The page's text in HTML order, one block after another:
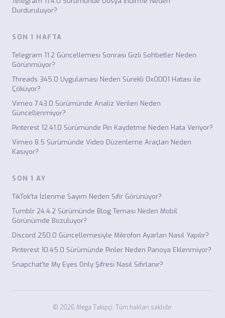
Durduruluyor?
SON 1 HAFTA
Telegram 11.2 Güncellemesi Sonrası Gizli Sohbetler Neden
Görünmüyor?
Threads 345.0 Uygulaması Neden Sürekli 0x0001 Hatası ile
Çöküyor?
Vimeo 7.43.0 Sürümünde Analiz Verileri Neden
Güncellenmiyor?
Pinterest 12.41.0 Sürümünde Pin Kaydetme Neden Hata Veriyor?
Vimeo 8.5 Sürümünde Video Düzenleme Araçları Neden
Kasıyor?
SON 1 AY
TikTok'ta İzlenme Sayım Neden Sıfır Görünüyor?
Tumblr 24.4.2 Sürümünde Blog Teması Neden Mobil
Görünümde Bozuluyor?
Discord 250.0 Güncellemesiyle Mikrofon Ayarları Nasıl Yapılır?
Pinterest 10.45.0 Sürümünde Pinler Neden Panoya Eklenmiyor?
Snapchat'te My Eyes Only Şifresi Nasıl Sıfırlanır?
© 2026 Mega Takipçi. Tüm hakları saklıdır.